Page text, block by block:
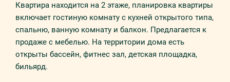
Квартира находится на 2 этаже, планировка квартиры
включает гостиную комнату с кухней открытого типа,
спальню, ванную комнату и балкон. Предлагается к
продаже с мебелью. На территории дома есть
открыты бассейн, фитнес зал, детская площадка,
бильярд.